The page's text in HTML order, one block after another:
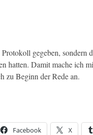
gegeben,
hatten. Damit mache ich
zu Beginn der Rede an.
Facebook X